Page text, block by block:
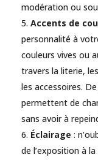
modération ou
Accents de
personnalité à
couleurs vives ou
travers la literie,
les accessoires.
permettent de
sans avoir à
Éclairage :
de l’exposition à